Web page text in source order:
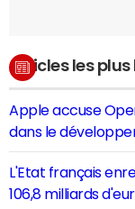
Articles les plus
Apple accuse
dans le
L'Etat français
106,8 milliards